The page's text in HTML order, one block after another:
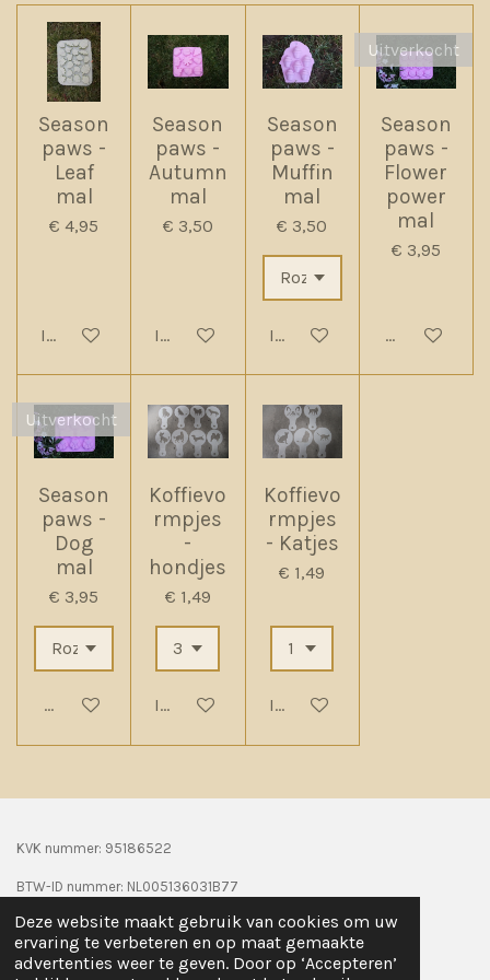
Deze website maakt gebruik van cookies om uw
ervaring te verbeteren en op maat gemaakte
advertenties weer te geven. Door op ‘Accepteren’
Season
paws -
Leaf
mal
€ 4,95
In winkelwagen
Season
paws -
Autumn
mal
€ 3,50
In winkelwagen
Season
paws -
Muffin
mal
€ 3,50
In winkelwagen
Uitverkocht
Season
paws -
Flower
power
mal
€ 3,95
Houd mij op
Uitverkocht
Season
paws -
Dog
mal
€ 3,95
Houd mij op de hoogte
Koffievo
rmpjes
-
hondjes
€ 1,49
In winkelwagen
Koffievo
rmpjes
- Katjes
€ 1,49
In winkelwagen
KVK nummer: 95186522
BTW-ID nummer: NL005136031B77
Wij doen mee aan de KOR en rekenen u daarom geen BTW
© 2024 Seasonpaws